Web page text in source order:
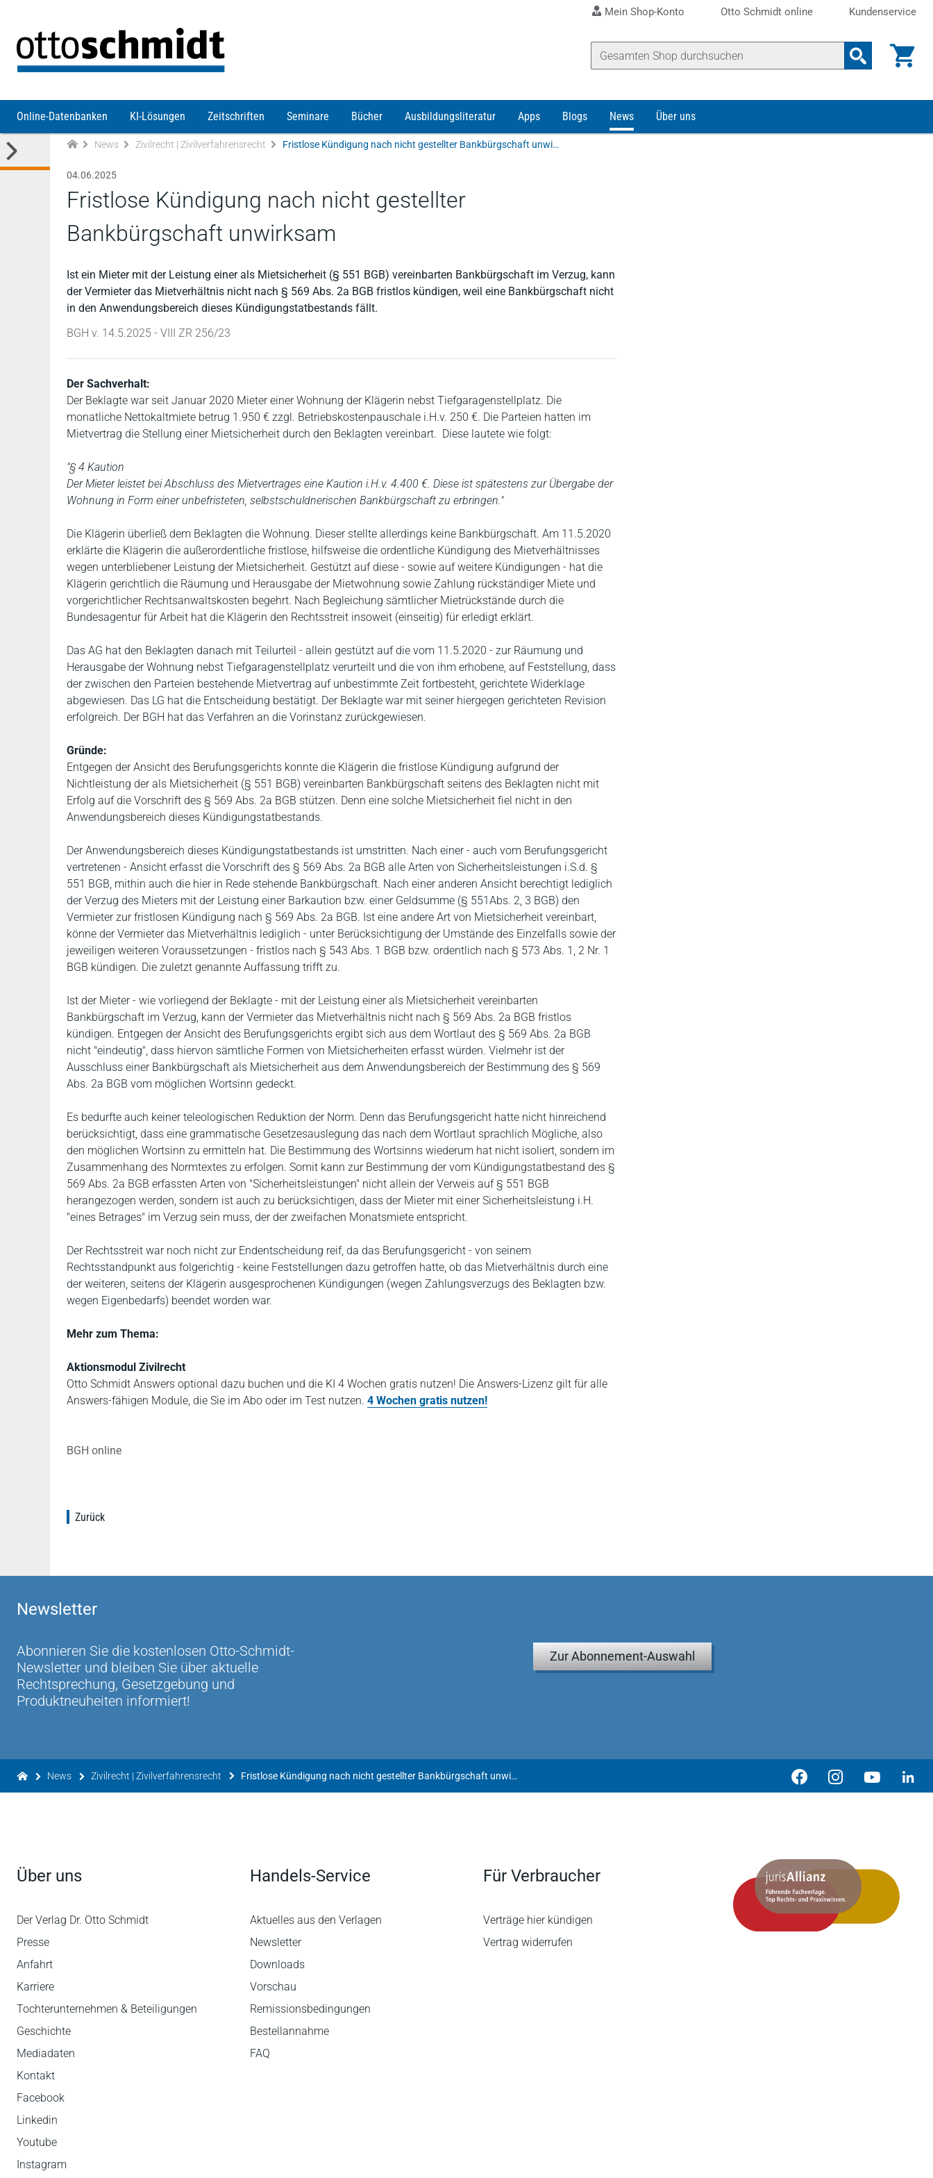
Mein Shop-Konto Otto Schmidt online Kundenservice
Online-Datenbanken KI-Lösungen Zeitschriften Seminare Bücher Ausbildungsliteratur Apps Blogs News Über uns
News Zivilrecht | Zivilverfahrensrecht Fristlose Kündigung nach nicht gestellter Bankbürgschaft unwirksam
04.06.2025
Fristlose Kündigung nach nicht gestellter
Bankbürgschaft unwirksam
Ist ein Mieter mit der Leistung einer als Mietsicherheit (§ 551 BGB) vereinbarten Bankbürgschaft im Verzug, kann
der Vermieter das Mietverhältnis nicht nach § 569 Abs. 2a BGB fristlos kündigen, weil eine Bankbürgschaft nicht
in den Anwendungsbereich dieses Kündigungstatbestands fällt.
BGH v. 14.5.2025 - VIII ZR 256/23
Der Sachverhalt:
Der Beklagte war seit Januar 2020 Mieter einer Wohnung der Klägerin nebst Tiefgaragenstellplatz. Die
monatliche Nettokaltmiete betrug 1.950 € zzgl. Betriebskostenpauschale i.H.v. 250 €. Die Parteien hatten im
Mietvertrag die Stellung einer Mietsicherheit durch den Beklagten vereinbart. Diese lautete wie folgt:
"§ 4 Kaution
Der Mieter leistet bei Abschluss des Mietvertrages eine Kaution i.H.v. 4.400 €. Diese ist spätestens zur Übergabe der
Wohnung in Form einer unbefristeten, selbstschuldnerischen Bankbürgschaft zu erbringen."
Die Klägerin überließ dem Beklagten die Wohnung. Dieser stellte allerdings keine Bankbürgschaft. Am 11.5.2020
erklärte die Klägerin die außerordentliche fristlose, hilfsweise die ordentliche Kündigung des Mietverhältnisses
wegen unterbliebener Leistung der Mietsicherheit. Gestützt auf diese - sowie auf weitere Kündigungen - hat die
Klägerin gerichtlich die Räumung und Herausgabe der Mietwohnung sowie Zahlung rückständiger Miete und
vorgerichtlicher Rechtsanwaltskosten begehrt. Nach Begleichung sämtlicher Mietrückstände durch die
Bundesagentur für Arbeit hat die Klägerin den Rechtsstreit insoweit (einseitig) für erledigt erklärt.
Das AG hat den Beklagten danach mit Teilurteil - allein gestützt auf die vom 11.5.2020 - zur Räumung und
Herausgabe der Wohnung nebst Tiefgaragenstellplatz verurteilt und die von ihm erhobene, auf Feststellung, dass
der zwischen den Parteien bestehende Mietvertrag auf unbestimmte Zeit fortbesteht, gerichtete Widerklage
abgewiesen. Das LG hat die Entscheidung bestätigt. Der Beklagte war mit seiner hiergegen gerichteten Revision
erfolgreich. Der BGH hat das Verfahren an die Vorinstanz zurückgewiesen.
Gründe:
Entgegen der Ansicht des Berufungsgerichts konnte die Klägerin die fristlose Kündigung aufgrund der
Nichtleistung der als Mietsicherheit (§ 551 BGB) vereinbarten Bankbürgschaft seitens des Beklagten nicht mit
Erfolg auf die Vorschrift des § 569 Abs. 2a BGB stützen. Denn eine solche Mietsicherheit fiel nicht in den
Anwendungsbereich dieses Kündigungstatbestands.
Der Anwendungsbereich dieses Kündigungstatbestands ist umstritten. Nach einer - auch vom Berufungsgericht
vertretenen - Ansicht erfasst die Vorschrift des § 569 Abs. 2a BGB alle Arten von Sicherheitsleistungen i.S.d. §
551 BGB, mithin auch die hier in Rede stehende Bankbürgschaft. Nach einer anderen Ansicht berechtigt lediglich
der Verzug des Mieters mit der Leistung einer Barkaution bzw. einer Geldsumme (§ 551Abs. 2, 3 BGB) den
Vermieter zur fristlosen Kündigung nach § 569 Abs. 2a BGB. Ist eine andere Art von Mietsicherheit vereinbart,
könne der Vermieter das Mietverhältnis lediglich - unter Berücksichtigung der Umstände des Einzelfalls sowie der
jeweiligen weiteren Voraussetzungen - fristlos nach § 543 Abs. 1 BGB bzw. ordentlich nach § 573 Abs. 1, 2 Nr. 1
BGB kündigen. Die zuletzt genannte Auffassung trifft zu.
Ist der Mieter - wie vorliegend der Beklagte - mit der Leistung einer als Mietsicherheit vereinbarten
Bankbürgschaft im Verzug, kann der Vermieter das Mietverhältnis nicht nach § 569 Abs. 2a BGB fristlos
kündigen. Entgegen der Ansicht des Berufungsgerichts ergibt sich aus dem Wortlaut des § 569 Abs. 2a BGB
nicht "eindeutig", dass hiervon sämtliche Formen von Mietsicherheiten erfasst würden. Vielmehr ist der
Ausschluss einer Bankbürgschaft als Mietsicherheit aus dem Anwendungsbereich der Bestimmung des § 569
Abs. 2a BGB vom möglichen Wortsinn gedeckt.
Es bedurfte auch keiner teleologischen Reduktion der Norm. Denn das Berufungsgericht hatte nicht hinreichend
berücksichtigt, dass eine grammatische Gesetzesauslegung das nach dem Wortlaut sprachlich Mögliche, also
den möglichen Wortsinn zu ermitteln hat. Die Bestimmung des Wortsinns wiederum hat nicht isoliert, sondern im
Zusammenhang des Normtextes zu erfolgen. Somit kann zur Bestimmung der vom Kündigungstatbestand des §
569 Abs. 2a BGB erfassten Arten von "Sicherheitsleistungen" nicht allein der Verweis auf § 551 BGB
herangezogen werden, sondern ist auch zu berücksichtigen, dass der Mieter mit einer Sicherheitsleistung i.H.
"eines Betrages" im Verzug sein muss, der der zweifachen Monatsmiete entspricht.
Der Rechtsstreit war noch nicht zur Endentscheidung reif, da das Berufungsgericht - von seinem
Rechtsstandpunkt aus folgerichtig - keine Feststellungen dazu getroffen hatte, ob das Mietverhältnis durch eine
der weiteren, seitens der Klägerin ausgesprochenen Kündigungen (wegen Zahlungsverzugs des Beklagten bzw.
wegen Eigenbedarfs) beendet worden war.
Mehr zum Thema:
Aktionsmodul Zivilrecht
Otto Schmidt Answers optional dazu buchen und die KI 4 Wochen gratis nutzen! Die Answers-Lizenz gilt für alle
Answers-fähigen Module, die Sie im Abo oder im Test nutzen. 4 Wochen gratis nutzen!
BGH online
Zurück
Newsletter
Abonnieren Sie die kostenlosen Otto-Schmidt-
Newsletter und bleiben Sie über aktuelle
Rechtsprechung, Gesetzgebung und
Produktneuheiten informiert!
Zur Abonnement-Auswahl
News Zivilrecht | Zivilverfahrensrecht Fristlose Kündigung nach nicht gestellter Bankbürgschaft unwirksam
Über uns
Der Verlag Dr. Otto Schmidt
Presse
Anfahrt
Karriere
Tochterunternehmen & Beteiligungen
Geschichte
Mediadaten
Kontakt
Facebook
Linkedin
Youtube
Instagram
Handels-Service
Aktuelles aus den Verlagen
Newsletter
Downloads
Vorschau
Remissionsbedingungen
Bestellannahme
FAQ
Für Verbraucher
Verträge hier kündigen
Vertrag widerrufen